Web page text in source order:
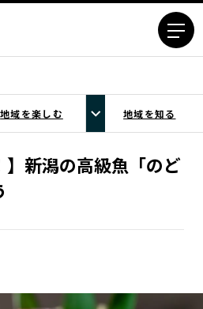
青森エリア
宮城エリア
山形エリア
群馬エリア
新潟エリア
地域を楽しむ 地域を知る
】新潟の高級魚「のど